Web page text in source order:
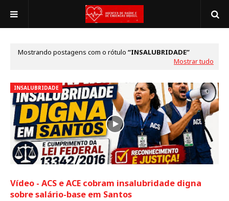
Mostrando postagens com o rótulo
INSALUBRIDADE
Mostrar tudo
INSALUBRIDADE
Vídeo - ACS e ACE cobram insalubridade digna
sobre salário-base em Santos